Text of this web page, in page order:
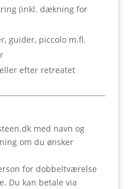
(inkl. dækning for
guider, piccolo m.fl.
efter retreatet
med navn og
om du ønsker
for dobbeltværelse
Du kan betale via